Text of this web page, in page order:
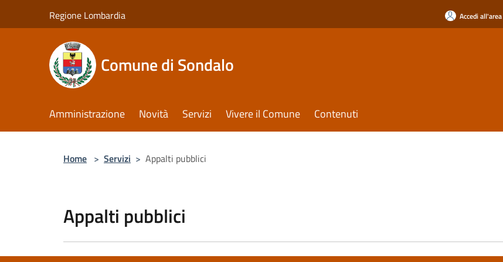
Regione Lombardia Accedi
Comune di Sondalo
Amministrazione Novità Servizi Vivere il Comune Contenuti
Home > Servizi > Appalti pubblici
Appalti pubblici